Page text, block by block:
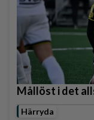
Mållöst i det
Härryda